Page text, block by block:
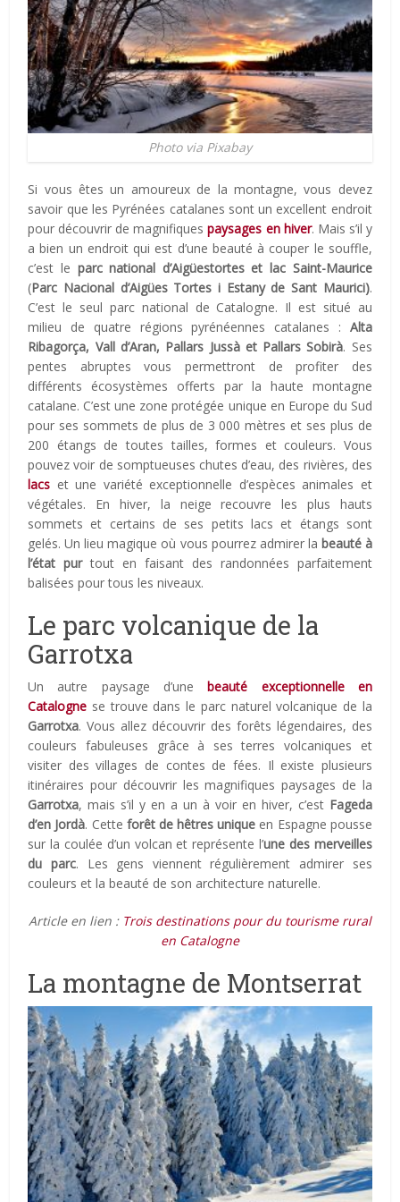
Photo via Pixabay
Si vous êtes un amoureux de la montagne, vous devez
savoir que les Pyrénées catalanes sont un excellent endroit
pour découvrir de magnifiquespaysages en hiver. Mais s’il y
a bien un endroit qui est d’une beauté à couper le souffle,
c’est le parc national d’Aigüestortes et lac Saint-Maurice
(Parc Nacional d’Aigües Tortes i Estany de Sant Maurici).
C’est le seul parc national de Catalogne. Il est situé au
milieu de quatre régions pyrénéennes catalanes : Alta
Ribagorça, Vall d’Aran, Pallars Jussà et Pallars Sobirà. Ses
pentes abruptes vous permettront de profiter des
différents écosystèmes offerts par la haute montagne
catalane. C’est une zone protégée unique en Europe du Sud
pour ses sommets de plus de 3 000 mètres et ses plus de
200 étangs de toutes tailles, formes et couleurs. Vous
pouvez voir de somptueuses chutes d’eau, des rivières, des
lacs et une variété exceptionnelle d’espèces animales et
végétales. En hiver, la neige recouvre les plus hauts
sommets et certains de ses petits lacs et étangs sont
gelés. Un lieu magique où vous pourrez admirer la beauté à
l’état purtout en faisant des randonnées parfaitement
balisées pour tous les niveaux.
Le parc volcanique de la
Garrotxa
Un autre paysage d’unebeauté exceptionnelle en
Catalogne se trouve dans le parc naturel volcanique de la
Garrotxa. Vous allez découvrir des forêts légendaires, des
couleurs fabuleuses grâce à ses terres volcaniques et
visiter des villages de contes de fées. Il existe plusieurs
itinéraires pour découvrir les magnifiques paysages de la
Garrotxa, mais s’il y en a un à voir en hiver, c’est Fageda
d’en Jordà. Cette forêt de hêtres unique en Espagne pousse
sur la coulée d’un volcan et représente l’une des merveilles
du parc. Les gens viennent régulièrement admirer ses
couleurs et la beauté de son architecture naturelle.
Article en lien : Trois destinations pour du tourisme rural
en Catalogne
La montagne de Montserrat